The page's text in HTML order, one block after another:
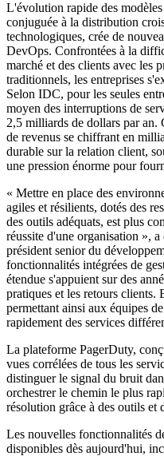
L'évolution rapide des
conjuguée à la distribution
technologiques, crée de
DevOps. Confrontées à la
marché et des clients avec les
traditionnels, les entreprises
Selon IDC, pour les seules
moyen des interruptions de
2,5 milliards de dollars par an.
de revenus se chiffrant en
durable sur la relation client,
une pression énorme pour
« Mettre en place des
agiles et résilients, dotés des
des outils adéquats, est plus
réussite d'une organisation »,
président senior du
fonctionnalités intégrées de
étendue s'appuient sur des
pratiques et les retours
permettant ainsi aux équipes
rapidement des services
La plateforme PagerDuty,
vues corrélées de tous les
distinguer le signal du bruit
orchestrer le chemin le plus
résolution grâce à des outils et
Les nouvelles fonctionnalités
disponibles dès aujourd'hui,